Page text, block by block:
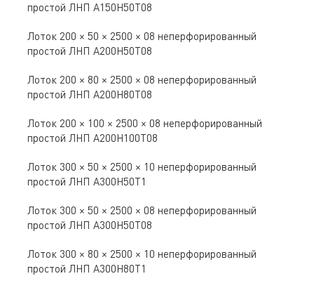
простой ЛНП А150Н50Т08
Лоток 200 × 50 × 2500 × 08 неперфорированный
простой ЛНП A200Н50Т08
Лоток 200 × 80 × 2500 × 08 неперфорированный
простой ЛНП A200Н80Т08
Лоток 200 × 100 × 2500 × 08 неперфорированный
простой ЛНП A200Н100Т08
Лоток 300 × 50 × 2500 × 10 неперфорированный
простой ЛНП A300Н50Т1
Лоток 300 × 50 × 2500 × 08 неперфорированный
простой ЛНП A300Н50Т08
Лоток 300 × 80 × 2500 × 10 неперфорированный
простой ЛНП A300Н80Т1